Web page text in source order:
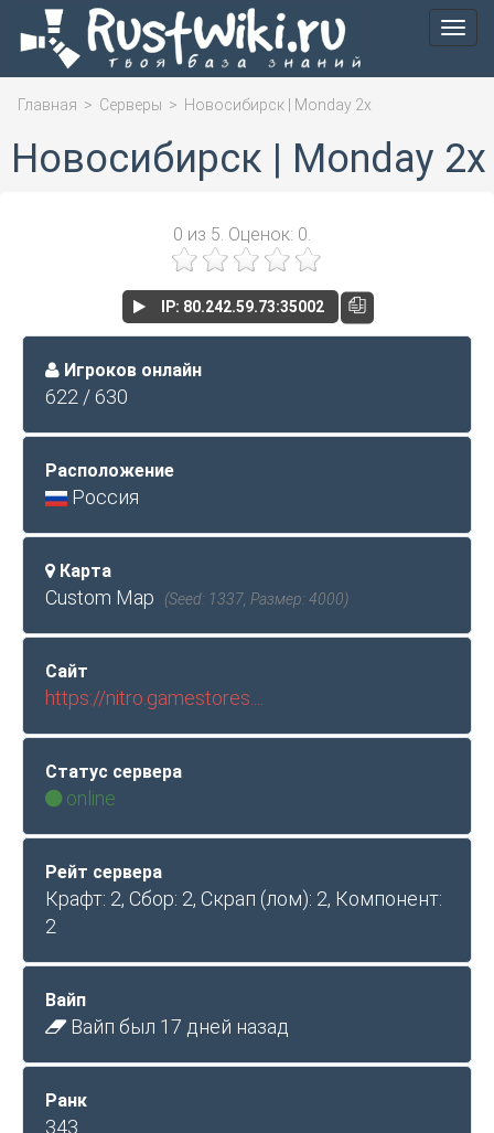
Меню
Главная > Серверы > Новосибирск | Monday 2x
Новосибирск | Monday 2x
0 из 5. Оценок: 0.
IP: 80.242.59.73:35002
Игроков онлайн
622 / 630
Расположение
Россия
Карта
Custom Map (Seed: 1337, Размер: 4000)
Сайт
https://nitro.gamestores....
Статус сервера
online
Рейт сервера
Крафт: 2, Сбор: 2, Скрап (лом): 2, Компонент:
2
Вайп
Вайп был 17 дней назад
Ранк
343